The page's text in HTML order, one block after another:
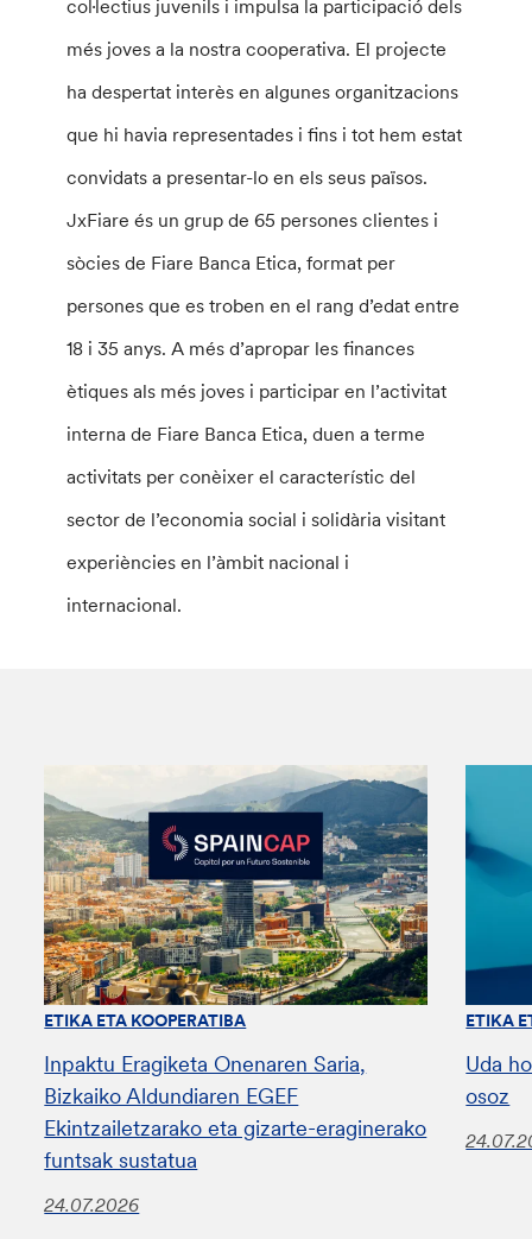
col·lectius juvenils i impulsa la participació dels
més joves a la nostra cooperativa. El projecte
ha despertat interès en algunes organitzacions
que hi havia representades i fins i tot hem estat
convidats a presentar-lo en els seus països.
JxFiare és un grup de 65 persones clientes i
sòcies de Fiare Banca Etica, format per
persones que es troben en el rang d’edat entre
18 i 35 anys. A més d’apropar les finances
ètiques als més joves i participar en l’activitat
interna de Fiare Banca Etica, duen a terme
activitats per conèixer el característic del
sector de l’economia social i solidària visitant
experiències en l’àmbit nacional i
internacional.
ETIKA ETA KOOPERATIBA
Inpaktu Eragiketa Onenaren Saria,
Bizkaiko Aldundiaren EGEF
Ekintzailetzarako eta gizarte-eraginerako
funtsak sustatua
24.07.2026
ETIKA
Uda
osoz